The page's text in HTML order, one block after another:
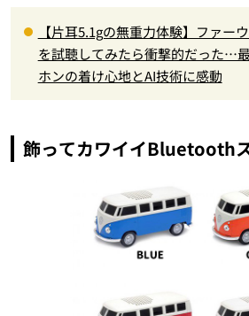
【片耳5.1gの無重力体験】ファー
を試聴してみたら衝撃的だった…
ホンの着け心地とAI技術に感動
飾ってカワイイBluetooth